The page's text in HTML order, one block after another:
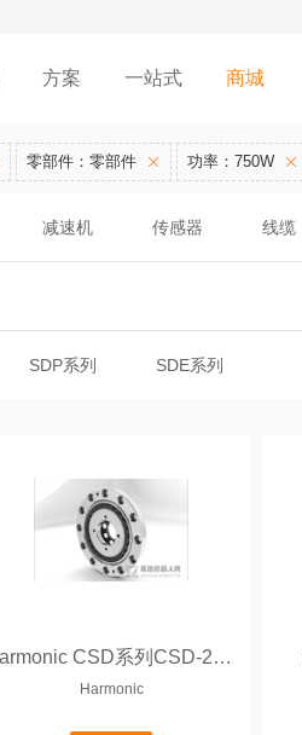
方案 一站式 商城
零部件：零部件 功率：750W
减速机 传感器 线缆
SDP系列 SDE系列
Harmonic CSD系列CSD-2UF
Harmonic